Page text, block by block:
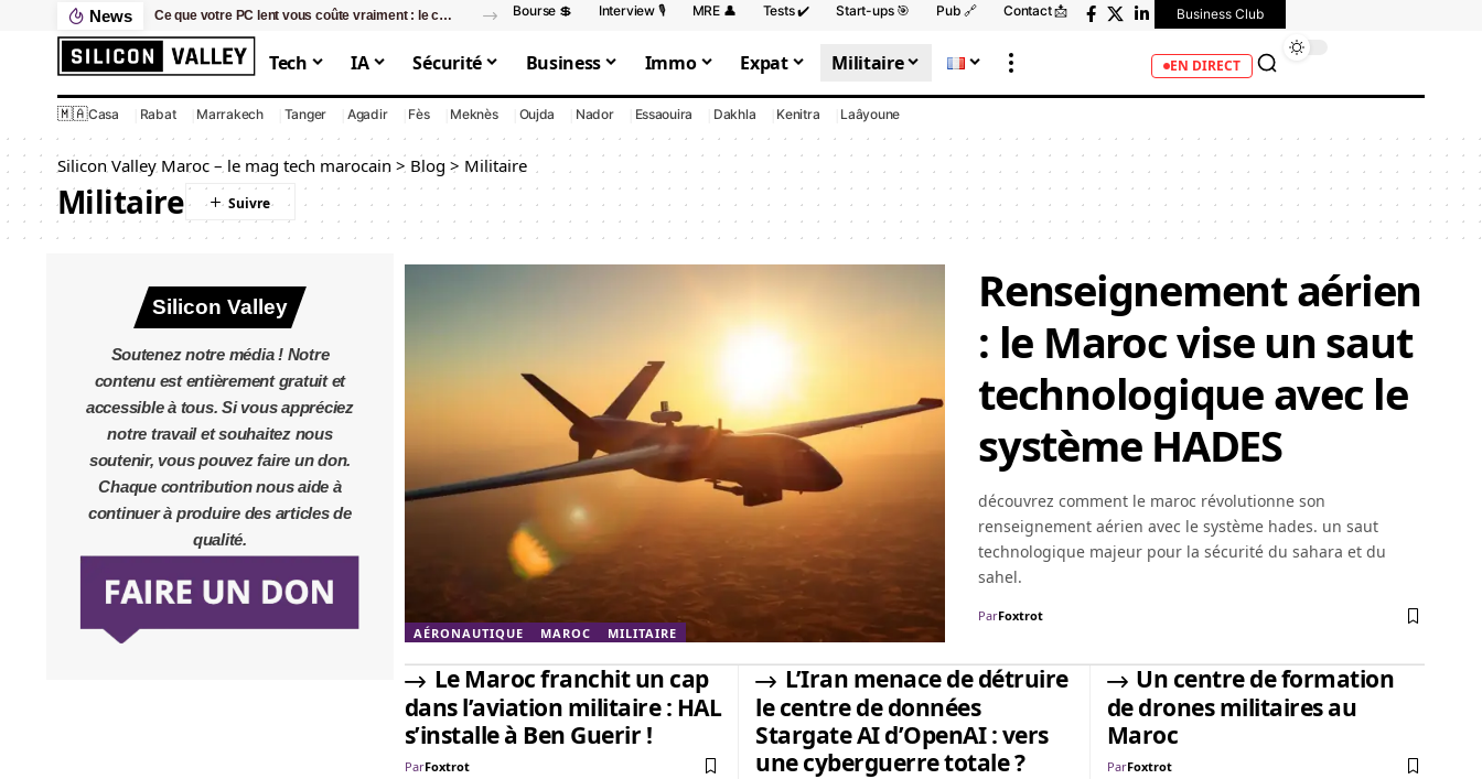
News Ce que votre PC lent vous coûte vraiment : le calcul que personne ne fait Bourse 💲 Interview 🎙️ MRE 👤 Tests ✔️ Start-ups 🎯 Pub 🔗 Contact 📩 Business Club
Tech IA Sécurité Business Immo Expat Militaire EN DIRECT
🇲🇦Casa Rabat Marrakech Tanger Agadir Fès Meknès Oujda Nador Essaouira Dakhla Kenitra Laâyoune
Silicon Valley Maroc – le mag tech marocain > Blog > Militaire
Militaire
AÉRONAUTIQUE MAROC MILITAIRE
Renseignement aérien
: le Maroc vise un saut
technologique avec le
système HADES
découvrez comment le maroc révolutionne son
renseignement aérien avec le système hades. un saut
technologique majeur pour la sécurité du sahara et du
sahel.
ParFoxtrot
Le Maroc franchit un cap
dans l’aviation militaire : HAL
s’installe à Ben Guerir !
ParFoxtrot
L’Iran menace de détruire
le centre de données
Stargate AI d’OpenAI : vers
une cyberguerre totale ?
Un centre de formation
de drones militaires au
Maroc
ParFoxtrot
Silicon Valley
Soutenez notre média ! Notre
contenu est entièrement gratuit et
accessible à tous. Si vous appréciez
notre travail et souhaitez nous
soutenir, vous pouvez faire un don.
Chaque contribution nous aide à
continuer à produire des articles de
qualité.